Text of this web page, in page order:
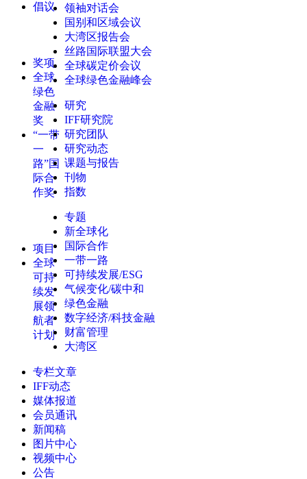
倡议
奖项
全球
绿色
金融
奖
“一带
一
路”国
际合
作奖
项目
全球
可持
续发
展领
航者
计划
领袖对话会
国别和区域会议
大湾区报告会
丝路国际联盟大会
全球碳定价会议
全球绿色金融峰会
研究
IFF研究院
研究团队
研究动态
课题与报告
刊物
指数
专题
新全球化
国际合作
一带一路
可持续发展/ESG
气候变化/碳中和
绿色金融
数字经济/科技金融
财富管理
大湾区
专栏文章
IFF动态
媒体报道
会员通讯
新闻稿
图片中心
视频中心
公告